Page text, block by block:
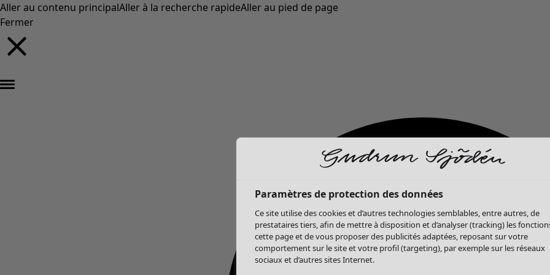
Aller au contenu principalAller à la recherche rapideAller au pied de page
Fermer
Paramètres de protection des données
Ce site utilise des cookies et d’autres technologies semblables, entre autres, de
prestataires tiers, afin de mettre à disposition et d’analyser (tracking) les
cette page et de vous proposer des publicités adaptées, reposant sur votre
comportement sur le site et votre profil (targeting), par exemple sur les réseaux
sociaux et d’autres sites Internet.